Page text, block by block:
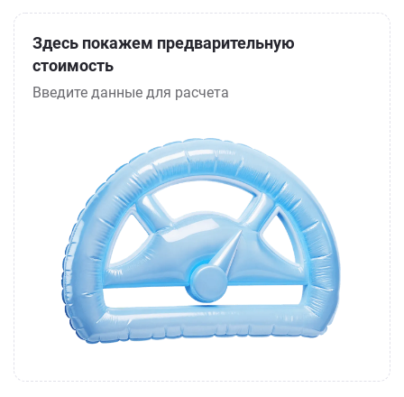
Здесь покажем предварительную
стоимость
Введите данные для расчета